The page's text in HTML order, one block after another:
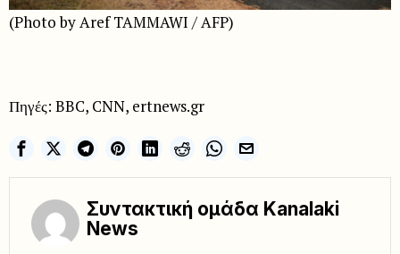
(Photo by Aref TAMMAWI / AFP)
Πηγές: BBC, CNN, ertnews.gr
Συντακτική ομάδα Kanalaki
News